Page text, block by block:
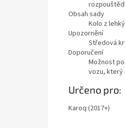
Obsah sady
Kolo z
Upozornění
Středová
Doporučení
Možnost
vozu, který
méně
Určeno pro:
Karoq (2017+)